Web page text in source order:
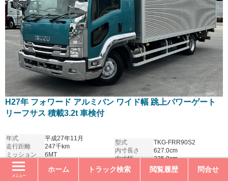
メニュー
ホーム トラック検索 閲覧履歴 問合せ
H27年 フォワード アルミバン ワイド幅 跳上パワーゲート
リーフサス 積載3.2t 車検付
年式
平成27年11月
走行距離
247千km
ミッション
6MT
サス
パワーゲート
跳上
車検
型式
TKG-FRR90S2
内寸長さ
627.0cm
内寸幅
235.0cm
内寸高さ
226.0cm
最大積載
3200kg